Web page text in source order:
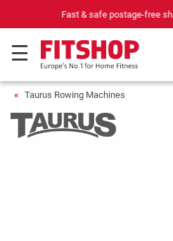
Your expert in home
Taurus Rowing Machines